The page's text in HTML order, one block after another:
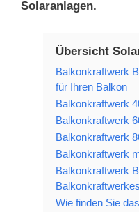
Solaranlagen.
Übersicht
Balkonkraftwerk
für Ihren Balkon
Balkonkraftwerk
Balkonkraftwerk
Balkonkraftwerk
Balkonkraftwerk
Balkonkraftwerk
Balkonkraftwerkes
Wie finden Sie